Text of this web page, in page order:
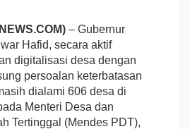
– Gubernur
Hafid, secara aktif
digitalisasi desa dengan
persoalan keterbatasan
dialami 606 desa di
Menteri Desa dan
Tertinggal (Mendes PDT),